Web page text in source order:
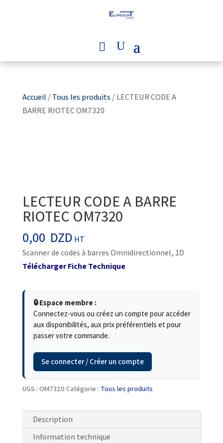
Accueil /Tous les produits / LECTEUR CODE A
BARRE RIOTEC OM7320
LECTEUR CODE A BARRE
RIOTEC OM7320
0,00 DZD HT
Scanner de codes à barres Omnidirectionnel, 1D
Télécharger Fiche Technique
🔒 Espace membre :
Connectez-vous ou créez un compte pour accéder
aux disponibilités, aux prix préférentiels et pour
passer votre commande.
Se connecter / Créer un compte
UGS : OM7320 Catégorie : Tous les produits
Description
Information technique